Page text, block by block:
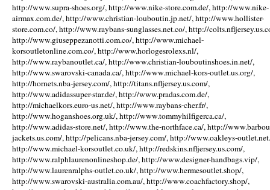
http://www.supra-shoes.org/, http://www.nike-store.com.de/, http://www.nike-
airmax.com.de/, http://www.christian-louboutin.jp.net/, http://www.hollister-
store.com.co/, http://www.raybans-sunglasses.net.co/, http://
http://www.giuseppezanotti.com.co/, http://www.michael-
korsoutletonline.com.co/, http://www.horlogesrolexs.nl/,
http://www.raybanoutlet.ca/, http://www.christian-louboutinshoes.in.net/,
http://www.swarovski-canada.ca/, http://www.michael-kors-outlet.us.org/,
http://hornets.nba-jersey.com/, http://titans.nfljersey.us.com/,
http://www.adidassuper-star.de/, http://www.pradas.com.de/,
http://michaelkors.euro-us.net/, http://www.raybans-cher.fr/,
http://www.hoganshoes.org.uk/, http://www.tommyhilfigerca.ca/,
http://www.adidas-store.net/, http://www.the-northface.ca/, http://
jackets.us.com/, http://pelicans.nba-jersey.com/, http://www.oakleys-
http://www.michael-korsoutlet.co.uk/, http://redskins.nfljersey.us.com/,
http://www.ralphlaurenonlineshop.de/, http://www.designer-handbags.vip/,
http://www.laurenralphs-outlet.co.uk/, http://www.hermesoutlet.shop/,
http://www.swarovski-australia.com.au/, http://www.coachfactory.shop/,